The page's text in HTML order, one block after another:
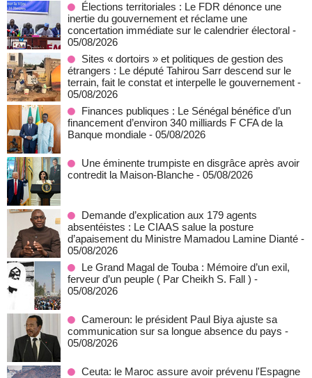
Élections territoriales : Le FDR dénonce une
inertie du gouvernement et réclame une
concertation immédiate sur le calendrier électoral -
05/08/2026
Sites « dortoirs » et politiques de gestion des
étrangers : Le député Tahirou Sarr descend sur le
terrain, fait le constat et interpelle le gouvernement -
05/08/2026
Finances publiques : Le Sénégal bénéfice d’un
financement d’environ 340 milliards F CFA de la
Banque mondiale - 05/08/2026
Une éminente trumpiste en disgrâce après avoir
contredit la Maison-Blanche - 05/08/2026
Demande d’explication aux 179 agents
absentéistes : Le CIAAS salue la posture
d’apaisement du Ministre Mamadou Lamine Dianté -
05/08/2026
Le Grand Magal de Touba : Mémoire d’un exil,
ferveur d’un peuple ( Par Cheikh S. Fall ) -
05/08/2026
Cameroun: le président Paul Biya ajuste sa
communication sur sa longue absence du pays -
05/08/2026
Ceuta: le Maroc assure avoir prévenu l'Espagne